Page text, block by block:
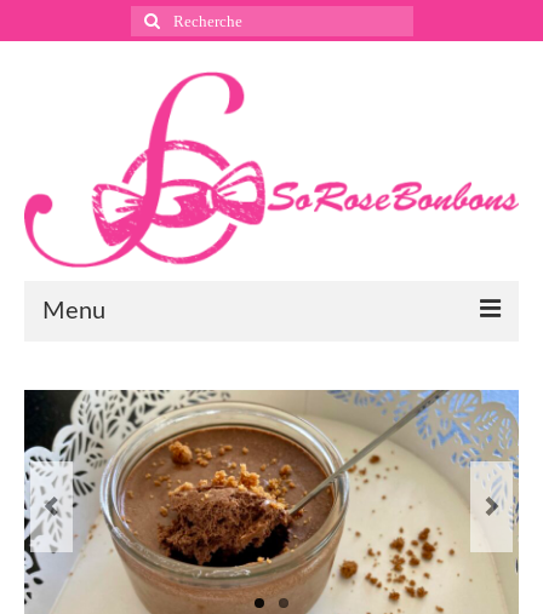
Rechercher
:
Menu
Instagram
Pinterest
Facebook
Liste